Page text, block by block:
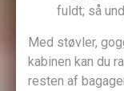
fuldt; så
Med støvler,
kabinen kan du
resten af